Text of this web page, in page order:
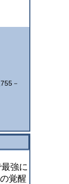
－
強に
覚醒